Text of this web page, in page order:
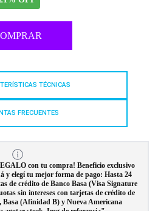
TÉCNICAS
FRECUENTES
con tu compra! Beneficio exclusivo
y elegí tu mejor forma de pago: Hasta 24
de crédito de Banco Basa (Visa Signature
sin intereses con tarjetas de crédito de
Basa (Afinidad B) y Nueva Americana